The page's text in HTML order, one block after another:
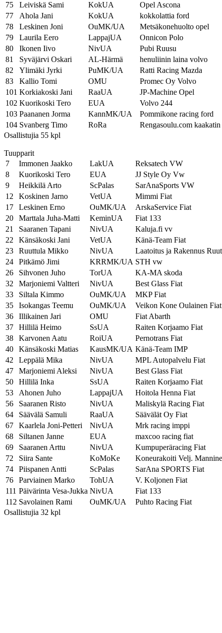
75
Leiviskä Sami KokUA
Opel Ascona
77
Ahola Jani KokUA
kokkolattia ford
78
Leskinen Joni OuMK/UA
Metsäkonehuolto opel
79
Laurila Eero LappajUA
Onnicon Polo
80
Ikonen Iivo NivUA
Pubi Ruusu
81
Syväjärvi Oskari AL-Härmä
henuliinin laina volvo
82
Ylimäki Jyrki PuMK/UA
Ratti Racing Mazda
83
Kallio Tomi OMU
Promec Oy Volvo
101 Korkiakoski Jani RaaUA
JP-Machine Opel
102 Kuorikoski Tero EUA
Volvo 244
103 Paananen Jorma KannMK/UA
Pommikone racing ford
104 Svanberg Timo RoRa
Rengasoulu.com kaakatin
Osallistujia 55 kpl
Tuupparit
7
Immonen Jaakko LakUA
Reksatech VW
8
Kuorikoski Tero EUA
JJ Style Oy Vw
9
Heikkilä Arto ScPalas
SarAnaSports VW
12
Koskinen Jarno VetUA
Mimmi Fiat
17
Leskinen Erno OuMK/UA
ArskaService Fiat
20
Marttala Juha-Matti KeminUA
Fiat 133
21
Saaranen Tapani NivUA
Kaluja.fi vv
22
Känsäkoski Jani VetUA
Känä-Team Fiat
23
Ruuttula Mikko NivUA
Laatoitus ja Rakennus
24
Pitkämö Jimi KRRMK/UA STH vw
26
Sihvonen Juho TorUA
KA-MA skoda
32
Marjoniemi Valtteri NivUA
Best Glass Fiat
33
Siltala Kimmo OuMK/UA
MKP Fiat
35
Isokangas Teemu OuMK/UA
Veikon Kone Oulainen Fiat
36
Illikainen Jari OMU
Fiat Abarth
37
Hillilä Heimo SsUA
Raiten Korjaamo Fiat
38
Karvonen Aatu RoiUA
Pernotrans Fiat
40
Känsäkoski Matias KausMK/UA Känä-Team IMP
42
Leppälä Mika NivUA
MPL Autopalvelu Fiat
47
Marjoniemi Aleksi NivUA
Best Glass Fiat
50
Hillilä Inka SsUA
Raiten Korjaamo Fiat
53
Ahonen Juho LappajUA
Hoitola Henna Fiat
56
Saaranen Risto NivUA
Maliskylä Racing Fiat
64
Säävälä Samuli RaaUA
Säävälät Oy Fiat
67
Kaarlela Joni-Petteri NivUA
Mrk racing imppi
68
Siltanen Janne EUA
maxcoo racing fiat
69
Saaranen Arttu NivUA
Kumpuperäracing Fiat
72
Siira Sante KoMoKe
Koneurakoiti Velj.
74
Piispanen Antti ScPalas
SarAna SPORTS Fiat
76
Parviainen Marko TohUA
V. Koljonen Fiat
111 Päivärinta Vesa-Jukka NivUA
Fiat 133
112 Savolainen Rami OuMK/UA
Puhto Racing Fiat
Osallistujia 32 kpl